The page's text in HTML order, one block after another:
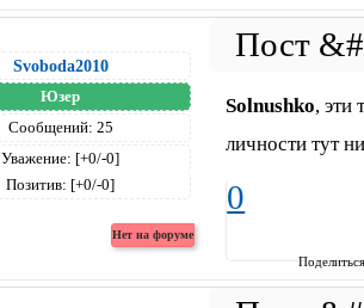
Svoboda2010
Юзер
Сообщений: 25
Уважение: [+0/-0]
Позитив: [+0/-0]
Solnushko, эти
личности тут
0